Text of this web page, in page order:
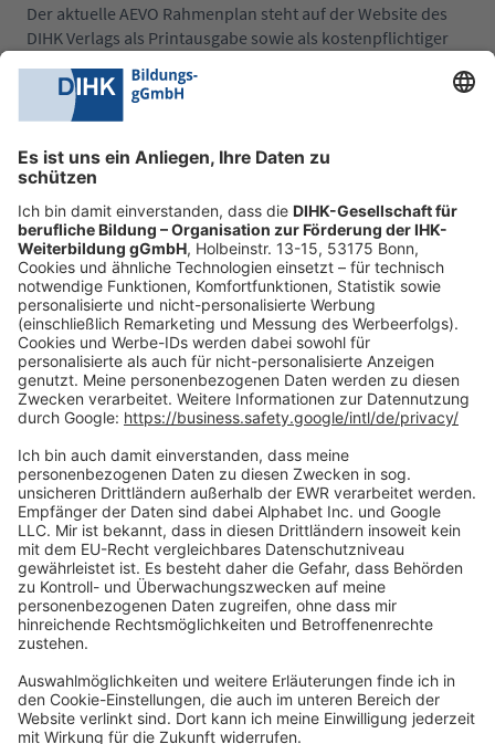
Der aktuelle AEVO Rahmenplan steht auf der Website des
DIHK Verlags als Printausgabe sowie als kostenpflichtiger
Zu dem Rahmenplan
Vorbereitung auf die AEVO
Prüfung
Die Möglichkeiten der Vorbereitung auf die AEVO Prüfung
sind vielfältig — von Vorbereitungskursen bei IHKs und
anderen Anbietern bis hin zu Selbststudium mit passendem
Vorbereitungskurs und ergänzenden Lernmaterialien.
Zugelassene Hilfsmittel für die AEVO
Prüfung
Zur optimalen Vorbereitung auf die AEVO Prüfung gehört,
dass Sie sich rechtzeitig darüber informieren, welche
gegebenenfalls besorgen. Auch in Ihrer Prüfungseinladung
werden Sie eine Auflistung der zugelassenen Hilfsmittel für
die Ausbildereignungsprüfung finden.